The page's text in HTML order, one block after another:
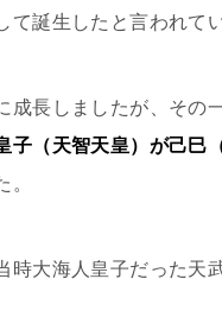
て誕生したと言われて
成長しましたが、その
子（天智天皇）が己巳
。
時大海人皇子だった天